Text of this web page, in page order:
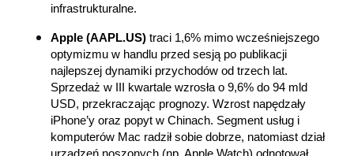
infrastrukturalne.
Apple (AAPL.US) traci 1,6% mimo wcześniejszego
optymizmu w handlu przed sesją po publikacji
najlepszej dynamiki przychodów od trzech lat.
Sprzedaż w III kwartale wzrosła o 9,6% do 94 mld
USD, przekraczając prognozy. Wzrost napędzały
iPhone’y oraz popyt w Chinach. Segment usług i
komputerów Mac radził sobie dobrze, natomiast dział